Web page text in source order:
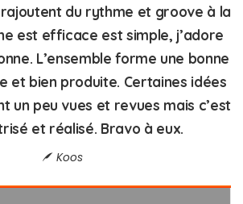
du rythme et groove à la
est efficace est simple, j’adore
L’ensemble forme une bonne
et bien produite. Certaines idées
un peu vues et revues mais c’est
et réalisé. Bravo à eux.
Koos